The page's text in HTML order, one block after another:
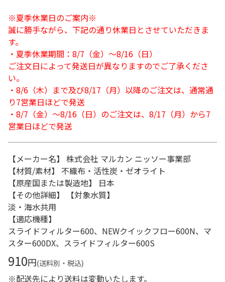
※夏季休業日のご案内※
誠に勝手ながら、下記の通り休業日とさせていただきま
す。
・夏季休業期間：8/7（金）～8/16（日）
ご注文日によって発送日が異なりますのでご了承くださ
い。
・8/6（木）まで及び8/17（月）以降のご注文は、通常通
り7営業日ほどで発送
・8/7（金）～8/16（日）のご注文は、8/17（月）から7
営業日ほどで発送
【メーカー名】 株式会社 マルカン ニッソー事業部
【材質/素材】 不織布・活性炭・ゼオライト
【原産国または製造地】 日本
【その他詳細】 【対象水質】
淡・海水共用
【適応機種】
スライドフィルター600、NEWクイックフロー600N、マ
スター600DX、スライドフィルター600S
910円(送料別・税込)
※配送先により送料は変動いたします。